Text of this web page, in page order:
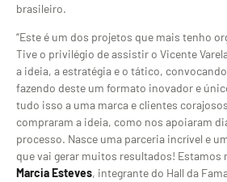
brasileiro.
“Este é um dos projetos que mais tenho
Tive o privilégio de assistir o Vicente
a ideia, a estratégia e o tático,
fazendo deste um formato inovador e
tudo isso a uma marca e clientes
compraram a ideia, como nos apoiaram
processo. Nasce uma parceria incrível e
que vai gerar muitos resultados! Estamos
Marcia Esteves, integrante do Hall da